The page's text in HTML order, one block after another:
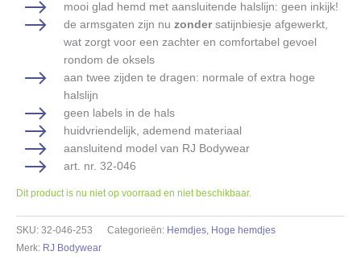
mooi glad hemd met aansluitende halslijn: geen inkijk!
de armsgaten zijn nu zondersatijnbiesje afgewerkt,
wat zorgt voor een zachter en comfortabel gevoel
rondom de oksels
aan twee zijden te dragen: normale of extra hoge
halslijn
geen labels in de hals
huidvriendelijk, ademend materiaal
aansluitend model van RJ Bodywear
art. nr. 32-046
Dit product is nu niet op voorraad en niet beschikbaar.
SKU: 32-046-253 Categorieën: Hemdjes, Hoge hemdjes
Merk: RJ Bodywear